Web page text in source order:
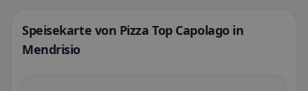
Speisekarte von Pizza Top Capolago in
Mendrisio